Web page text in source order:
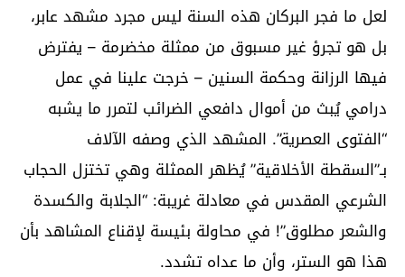
لعل ما فجر البركان هذه السنة ليس مجرد مشهد عابر،
بل هو تجرؤ غير مسبوق من ممثلة مخضرمة – يفترض
فيها الرزانة وحكمة السنين – خرجت علينا في عمل
درامي يُبث من أموال دافعي الضرائب لتمرر ما يشبه
“الفتوى العصرية”. المشهد الذي وصفه الآلاف
بـ”السقطة الأخلاقية” يُظهر الممثلة وهي تختزل الحجاب
الشرعي المقدس في معادلة غريبة: “الجلابة والكسدة
والشعر مطلوق”! في محاولة بئيسة لإقناع المشاهد بأن
هذا هو الستر، وأن ما عداه تشدد.